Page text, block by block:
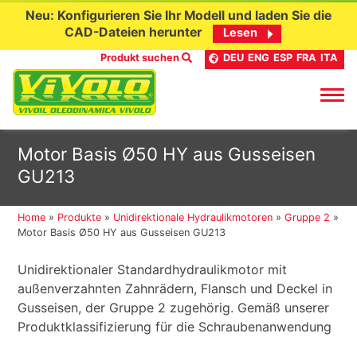
content
Neu: Konfigurieren Sie Ihr Modell und laden Sie die
CAD-Dateien herunter
Lesen
Produkt suchen DEU ENG ESP FRA ITA
Motor Basis Ø50 HY aus Gusseisen
GU213
Home » Produkte » Unidirektionale Hydraulikmotoren »Gruppe 2 »
Motor Basis Ø50 HY aus Gusseisen GU213
Unidirektionaler Standardhydraulikmotor mit
außenverzahnten Zahnrädern, Flansch und Deckel in
Gusseisen, der Gruppe 2 zugehörig. Gemäß unserer
Produktklassifizierung für die Schraubenanwendung